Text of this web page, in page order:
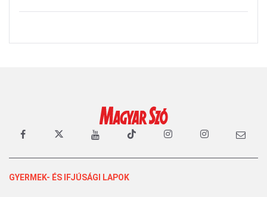
GYERMEK- ÉS IFJÚSÁGI LAPOK